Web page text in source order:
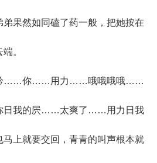
果然如同磕了药一般，把她按在
。
……你……用力……哦哦哦哦……
我的屄……太爽了……用力日我
上就要交回，青青的叫声根本就